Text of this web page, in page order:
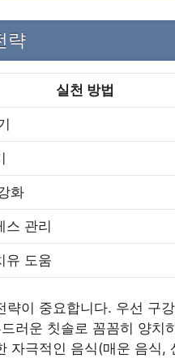
략
실천 방법
화
스 관리
유 도움
이 중요합니다. 우선 구
러운 칫솔로 꼼꼼히 양치
자극적인 음식(매운 음식,